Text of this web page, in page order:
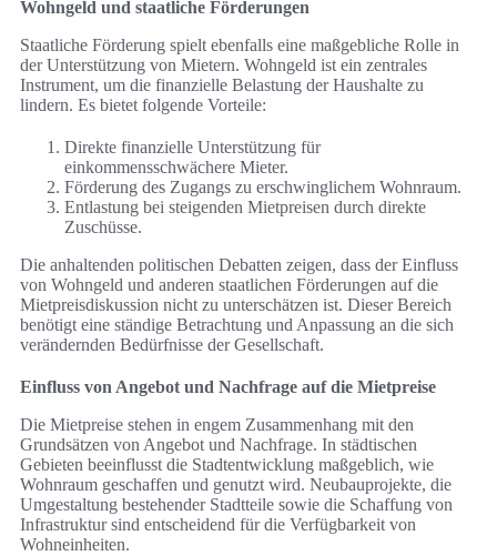
Wohngeld und staatliche Förderungen
Staatliche Förderung spielt ebenfalls eine maßgebliche Rolle in
der Unterstützung von Mietern. Wohngeld ist ein zentrales
Instrument, um die finanzielle Belastung der Haushalte zu
lindern. Es bietet folgende Vorteile:
Direkte finanzielle Unterstützung für
einkommensschwächere Mieter.
Förderung des Zugangs zu erschwinglichem Wohnraum.
Entlastung bei steigenden Mietpreisen durch direkte
Zuschüsse.
Die anhaltenden politischen Debatten zeigen, dass der Einfluss
von Wohngeld und anderen staatlichen Förderungen auf die
Mietpreisdiskussion nicht zu unterschätzen ist. Dieser Bereich
benötigt eine ständige Betrachtung und Anpassung an die sich
verändernden Bedürfnisse der Gesellschaft.
Einfluss von Angebot und Nachfrage auf die Mietpreise
Die Mietpreise stehen in engem Zusammenhang mit den
Grundsätzen von Angebot und Nachfrage. In städtischen
Gebieten beeinflusst die Stadtentwicklung maßgeblich, wie
Wohnraum geschaffen und genutzt wird. Neubauprojekte, die
Umgestaltung bestehender Stadtteile sowie die Schaffung von
Infrastruktur sind entscheidend für die Verfügbarkeit von
Wohneinheiten.